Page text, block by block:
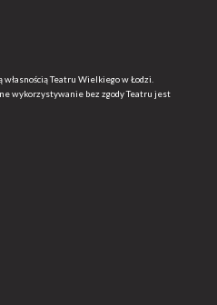
Teatru Wielkiego w Łodzi.
wykorzystywanie bez zgody Teatru jest